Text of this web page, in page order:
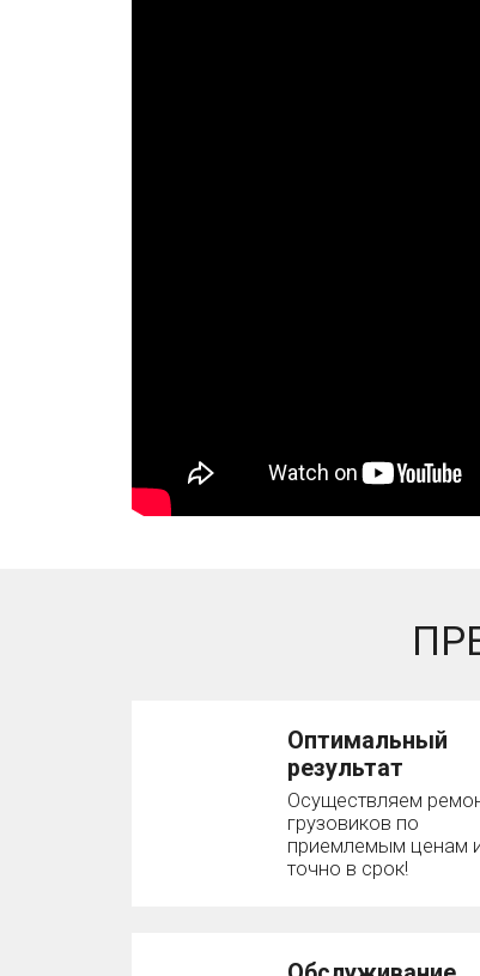
Оптимальный
результат
Осуществляем
грузовиков по
приемлемым ценам
точно в срок!